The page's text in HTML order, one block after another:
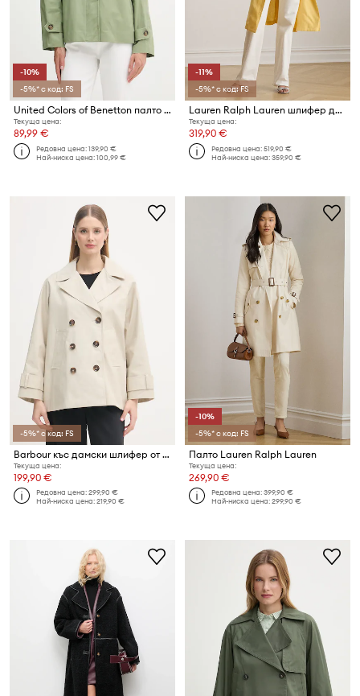
-10%
-5%* с код: FS
United Colors of Benetton палто дамско памучно
Текуща цена:
89,99 €
Редовна цена:139,90 €
Най-ниска цена:100,99 €
-11%
-5%* с код: FS
Lauren Ralph Lauren шлифер дамски от лен
Текуща цена:
319,90 €
Редовна цена:519,90 €
Най-ниска цена:359,90 €
-5%* с код: FS
Barbour къс дамски шлифер от памук Maisy
Текуща цена:
199,90 €
Редовна цена:299,90 €
Най-ниска цена:219,90 €
-10%
-5%* с код: FS
Палто Lauren Ralph Lauren
Текуща цена:
269,90 €
Редовна цена:399,90 €
Най-ниска цена:299,90 €